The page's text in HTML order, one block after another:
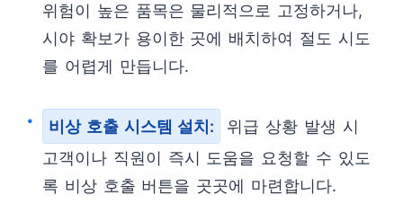
위험이 높은 품목은 물리적으로 고정하거나,
시야 확보가 용이한 곳에 배치하여 절도 시도
를 어렵게 만듭니다.
비상 호출 시스템 설치:
위급 상황 발생 시
고객이나 직원이 즉시 도움을 요청할 수 있도
록 비상 호출 버튼을 곳곳에 마련합니다.